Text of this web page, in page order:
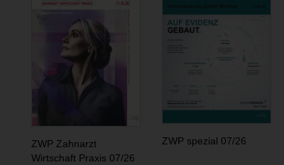
ZWP Zahnarzt
Wirtschaft Praxis 07/26
ZWP spezial 07/26